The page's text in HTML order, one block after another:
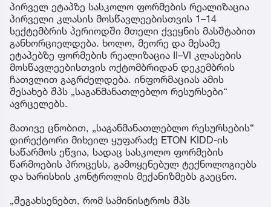
პირველ ეტაპზე სასკოლო ფორმების რეალიზაცია
პირველი კლასის მოსწავლეებისთვის 1–14
სექტემბრის პერიოდში მთელი ქვეყნის მასშტაბით
განხორციელდება. ხოლო, მეორე და მესამე
ეტაპებზე ფორმების რეალიზაცია II–VI კლასების
მოსწავლეებისთვის ოქტომბრიდან დეკემბრის
ჩათვლით გაგრძელდება. ინფორმაციას ამის
შესახებ შპს „საგანმანათლებლო რესურსები“
ავრცელებს.
მათივე ცნობით, „საგანმანათლებლო რესურსების“
დირექტორი მიხეილ ყუფარაძე ETON KIDD-ის
საწარმოს ეწვია, სადაც სასკოლო ფორმების
წარმოების პროცესს, გამოყენებულ ტექნოლოგიებს
და ხარისხის კონტროლის მექანიზმებს გაეცნო.
„შეგახსენებთ, რომ სამინისტროს შპს